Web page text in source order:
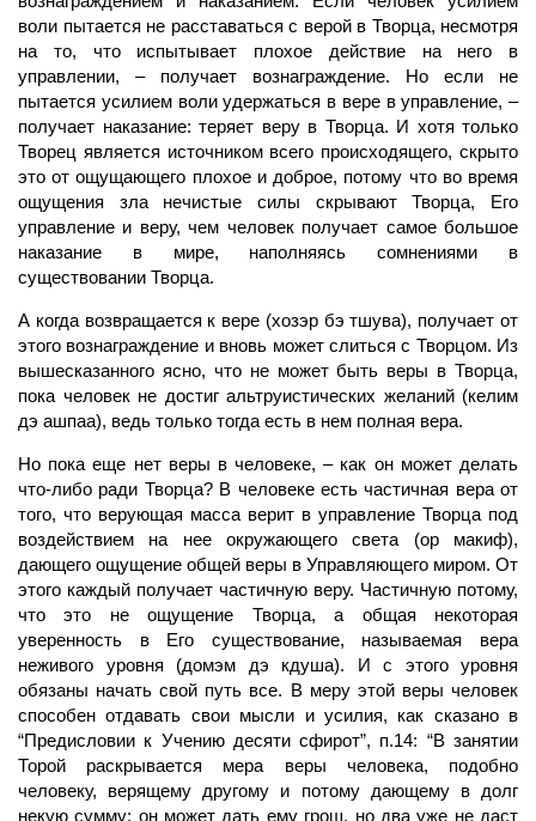
воли пытается не расставаться с верой в Творца, несмотря
на то, что испытывает плохое действие на него в
управлении, – получает вознаграждение. Но если не
пытается усилием воли удержаться в вере в управление, –
получает наказание: теряет веру в Творца. И хотя только
Творец является источником всего происходящего, скрыто
это от ощущающего плохое и доброе, потому что вовремя
ощущения зла нечистые силы скрывают Творца, Его
управление и веру, чем человек получает самое большое
наказание в мире, наполняясь сомнениями в
существовании Творца.
А когда возвращается к вере (хозэр бэ тшува), получает от
этого вознаграждение и вновь может слиться с Творцом. Из
вышесказанного ясно, что не может быть веры в Творца,
пока человек не достиг альтруистических желаний (келим
дэ ашпаа), ведь только тогда есть в нем полная вера.
Но пока еще нет веры в человеке, – как он может делать
что-либо ради Творца? В человеке есть частичная вера от
того, что верующая масса верит в управление Творца под
воздействием на нее окружающего света (ор макиф),
дающего ощущение общей веры в Управляющего миром. От
этого каждый получает частичную веру. Частичную потому,
что это не ощущение Творца, а общая некоторая
уверенность в Его существование, называемая вера
неживого уровня (домэм дэ кдуша). И с этого уровня
обязаны начать свой путь все. В меру этой веры человек
способен отдавать свои мысли иусилия, как сказано в
“Предисловии к Учению десяти сфирот”, п.14: “В занятии
Торой раскрывается мера веры человека, подобно
человеку, верящему другому и потому дающему в долг
некую сумму: он может дать ему грош, но два уже не даст